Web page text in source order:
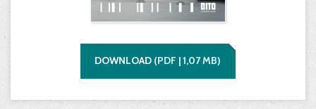
DOWNLOAD (PDF |1,07MB)